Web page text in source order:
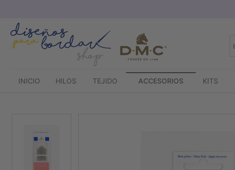
contenido
INICIO HILOS TEJIDO ACCESORIOS KITS